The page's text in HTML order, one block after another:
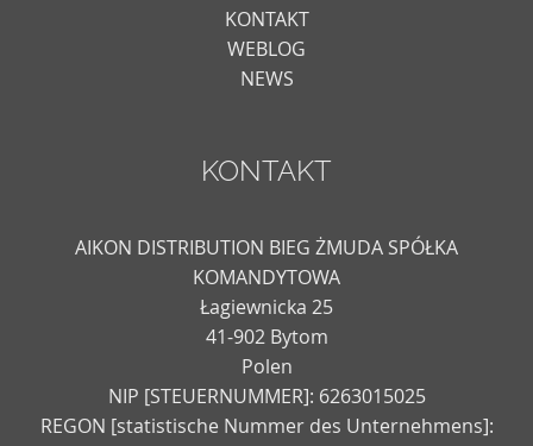
KONTAKT
WEBLOG
NEWS
KONTAKT
AIKON DISTRIBUTION BIEG ŻMUDA SPÓŁKA
KOMANDYTOWA
Łagiewnicka 25
41-902 Bytom
Polen
NIP [STEUERNUMMER]: 6263015025
REGON [statistische Nummer des Unternehmens]: